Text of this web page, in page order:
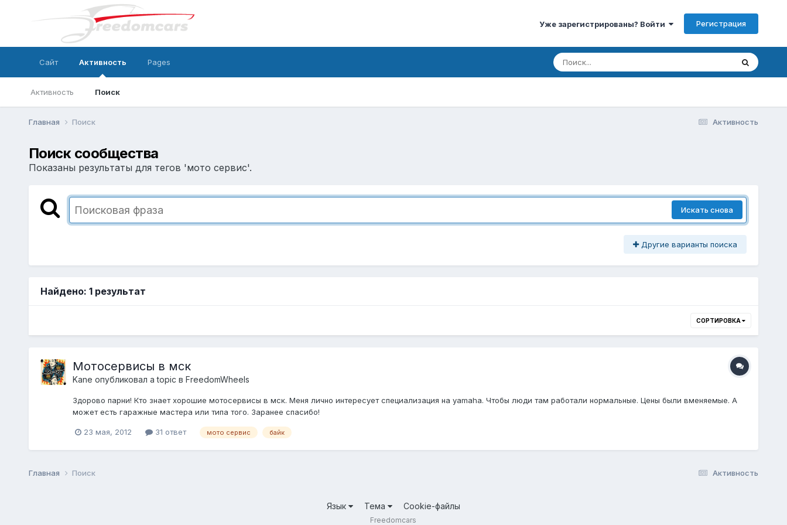
Уже зарегистрированы? Войти Регистрация
Сайт Активность
Активность Поиск
Pages
Активность
Главная Поиск
Поиск сообщества
Показаны результаты для тегов 'мото сервис'.
Искать снова
Другие варианты поиска
Найдено: 1 результат
СОРТИРОВКА
Мотосервисы в мск
Kane опубликовал a topic в FreedomWheels
Здорово парни! Кто знает хорошие мотосервисы в мск. Меня лично интересует специализация на yamaha. Чтобы люди там работали нормальные. Цены были вменяемые. А
может есть гаражные мастера или типа того. Заранее спасибо!
23 мая, 2012 31 ответ мото сервис байк
Активность
Главная Поиск
Язык Тема Cookie-файлы
Freedomcars